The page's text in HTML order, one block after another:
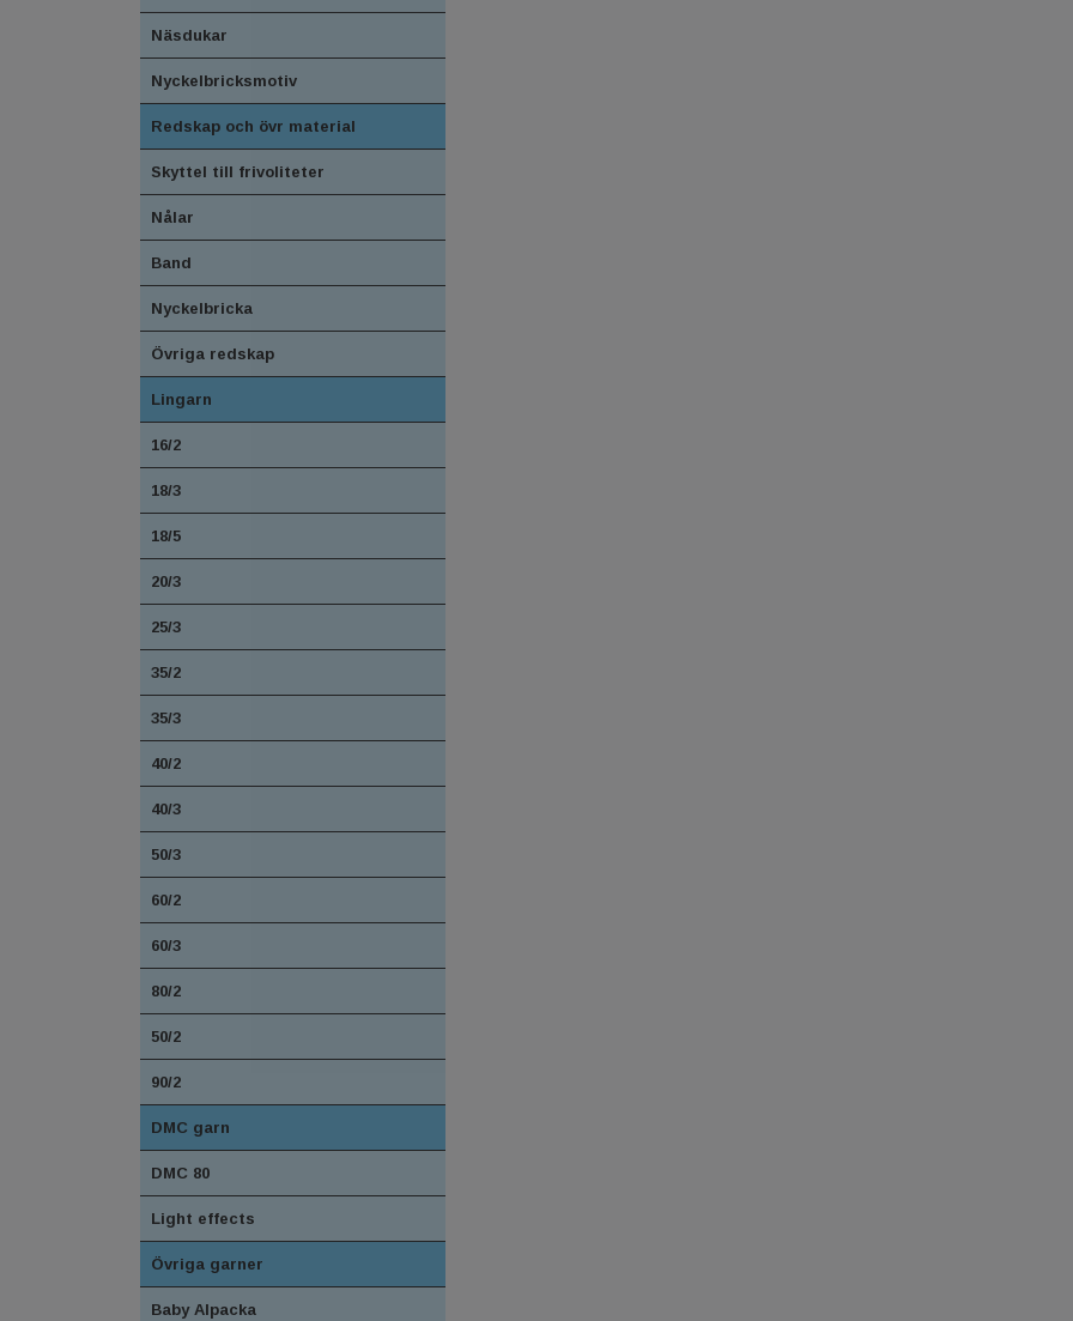
Näsdukar
Nyckelbricksmotiv
Redskap och övr material
Skyttel till frivoliteter
Nålar
Band
Nyckelbricka
Övriga redskap
Lingarn
16/2
18/3
18/5
20/3
25/3
35/2
35/3
40/2
40/3
50/3
60/2
60/3
80/2
50/2
90/2
DMC garn
DMC 80
Light effects
Övriga garner
Baby Alpacka